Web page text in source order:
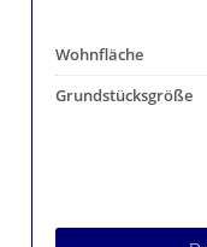
Wohnfläche
Grundstücksgröße